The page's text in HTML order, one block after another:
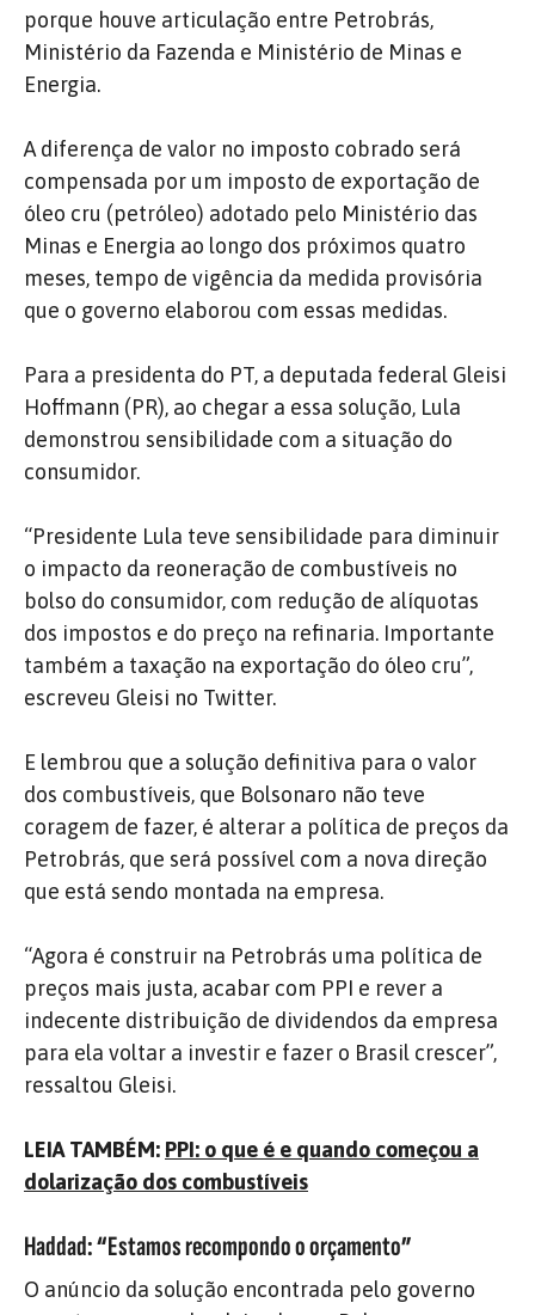
porque houve articulação entre Petrobrás,
Ministério da Fazenda e Ministério de Minas e
Energia.
A diferença de valor no imposto cobrado será
compensada por um imposto de exportação de
óleo cru (petróleo) adotado pelo Ministério das
Minas e Energia ao longo dos próximos quatro
meses, tempo de vigência da medida provisória
que o governo elaborou com essas medidas.
Para a presidenta do PT, a deputada federal Gleisi
Hoffmann (PR), ao chegar a essa solução, Lula
demonstrou sensibilidade com a situação do
consumidor.
“Presidente Lula teve sensibilidade para diminuir
o impacto da reoneração de combustíveis no
bolso do consumidor, com redução de alíquotas
dos impostos e do preço na refinaria. Importante
também a taxação na exportação do óleo cru”,
escreveu Gleisi no Twitter.
E lembrou que a solução definitiva para o valor
dos combustíveis, que Bolsonaro não teve
coragem de fazer, é alterar a política de preços da
Petrobrás, que será possível com a nova direção
que está sendo montada na empresa.
“Agora é construir na Petrobrás uma política de
preços mais justa, acabar com PPI e rever a
indecente distribuição de dividendos da empresa
para ela voltar a investir e fazer o Brasil crescer”,
ressaltou Gleisi.
LEIA TAMBÉM: PPI: o que é e quando começou a
dolarização dos combustíveis
Haddad: “Estamos recompondo o orçamento”
O anúncio da solução encontrada pelo governo